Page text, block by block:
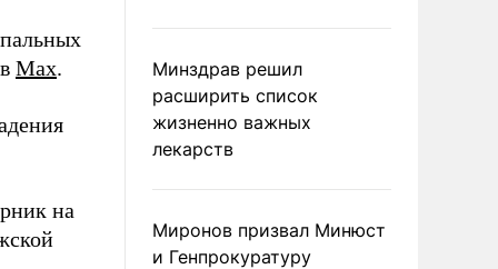
Max.
на
Минздрав решил
расширить список
жизненно важных
лекарств
Миронов призвал Минюст
и Генпрокуратуру